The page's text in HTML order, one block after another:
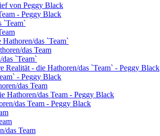
von Peggy Black
- Peggy Black
`Team`
das `Team`
das Team
`Team`
Realität - die Hathoren/das `Team` - Peggy Black
- Peggy Black
das Team
Hathoren/das Team - Peggy Black
das Team - Peggy Black
das Team